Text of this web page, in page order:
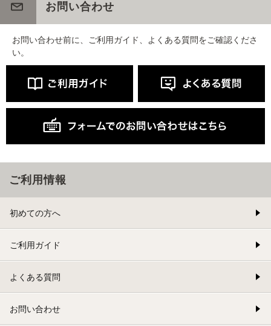
お問い合わせ
お問い合わせ前に、ご利用ガイド、よくある質問をご確認くださ
い。
ご利用情報
初めての方へ
ご利用ガイド
よくある質問
お問い合わせ